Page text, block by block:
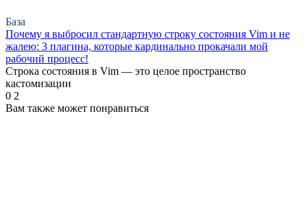
База
Почему я выбросил стандартную строку состояния Vim и не
жалею: 3 плагина, которые кардинально прокачали мой
рабочий процесс!
Строка состояния в Vim — это целое пространство
кастомизации
0 2
Вам также может понравиться